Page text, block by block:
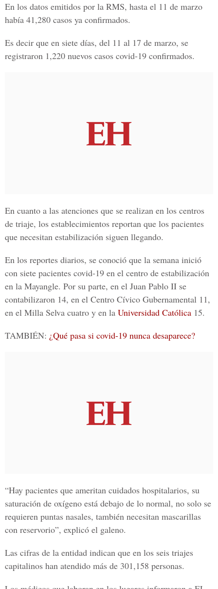
En los datos emitidos por la RMS, hasta el 11 de marzo
había 41,280 casos ya confirmados.
Es decir que en siete días, del 11 al 17 de marzo, se
registraron 1,220 nuevos casos covid-19 confirmados.
En cuanto a las atenciones que se realizan en los centros
de triaje, los establecimientos reportan que los pacientes
que necesitan estabilización siguen llegando.
En los reportes diarios, se conoció que la semana inició
con siete pacientes covid-19 en el centro de estabilización
en la Mayangle. Por su parte, en el Juan Pablo II se
contabilizaron 14, en el Centro Cívico Gubernamental 11,
en el Milla Selva cuatro y en la Universidad Católica 15.
TAMBIÉN: ¿Qué pasa si covid-19 nunca desaparece?
“Hay pacientes que ameritan cuidados hospitalarios, su
saturación de oxígeno está debajo de lo normal, no solo se
requieren puntas nasales, también necesitan mascarillas
con reservorio”, explicó el galeno.
Las cifras de la entidad indican que en los seis triajes
capitalinos han atendido más de 301,158 personas.